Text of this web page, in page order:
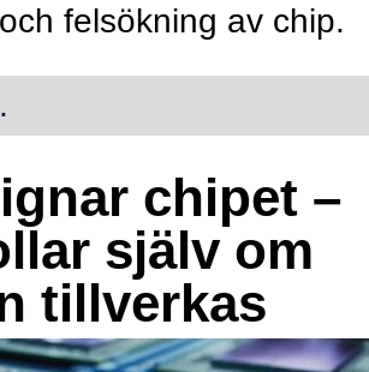
felsökning av chip.
chipet –
själv om
tillverkas